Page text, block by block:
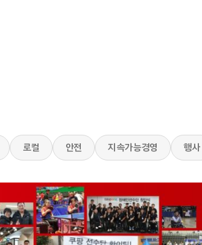
로컬 안전 지속가능경영 행사